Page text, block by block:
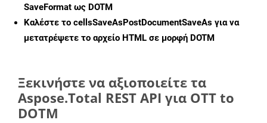
SaveFormat ως DOTM
Καλέστε το cellsSaveAsPostDocumentSaveAs για να
μετατρέψετε το αρχείο HTML σε μορφή DOTM
Ξεκινήστε να αξιοποιείτε τα
Aspose.Total REST API για OTT to
DOTM